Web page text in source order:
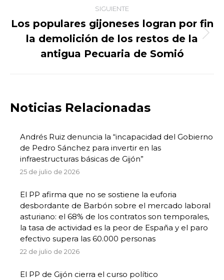
SIGUIENTE
Publicación
siguiente:
Los populares gijoneses logran por fin
la demolición de los restos de la
antigua Pecuaria de Somió
Noticias Relacionadas
Andrés Ruiz denuncia la “incapacidad del Gobierno
de Pedro Sánchez para invertir en las
infraestructuras básicas de Gijón”
25 de julio de 2026
El PP afirma que no se sostiene la euforia
desbordante de Barbón sobre el mercado laboral
asturiano: el 68% de los contratos son temporales,
la tasa de actividad es la peor de España y el paro
efectivo supera las 60.000 personas
22 de julio de 2026
El PP de Gijón cierra el curso político